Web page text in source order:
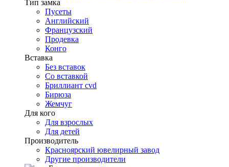
Тип замка
Пусеты
Английский
Французский
Продевка
Конго
Вставка
Без вставок
Со вставкой
Бриллиант cvd
Бирюза
Жемчуг
Для кого
Для взрослых
Для детей
Производитель
Красноярский ювелирный завод
Другие производители